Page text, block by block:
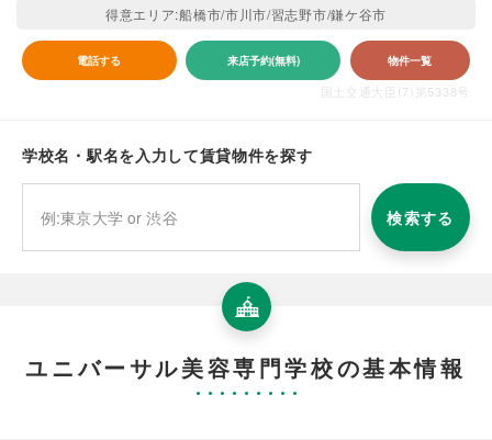
得意エリア:船橋市/市川市/習志野市/鎌ケ谷市
電話する 来店予約(無料) 物件一覧
国土交通大臣(7)第5338号
学校名・駅名を入力して賃貸物件を探す
検索する
ユニバーサル美容専門学校の基本情報